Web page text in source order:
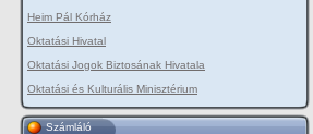
Heim Pál Kórház
Oktatási Hivatal
Oktatási Jogok Biztosának Hivatala
Oktatási és Kulturális Minisztérium
Számláló